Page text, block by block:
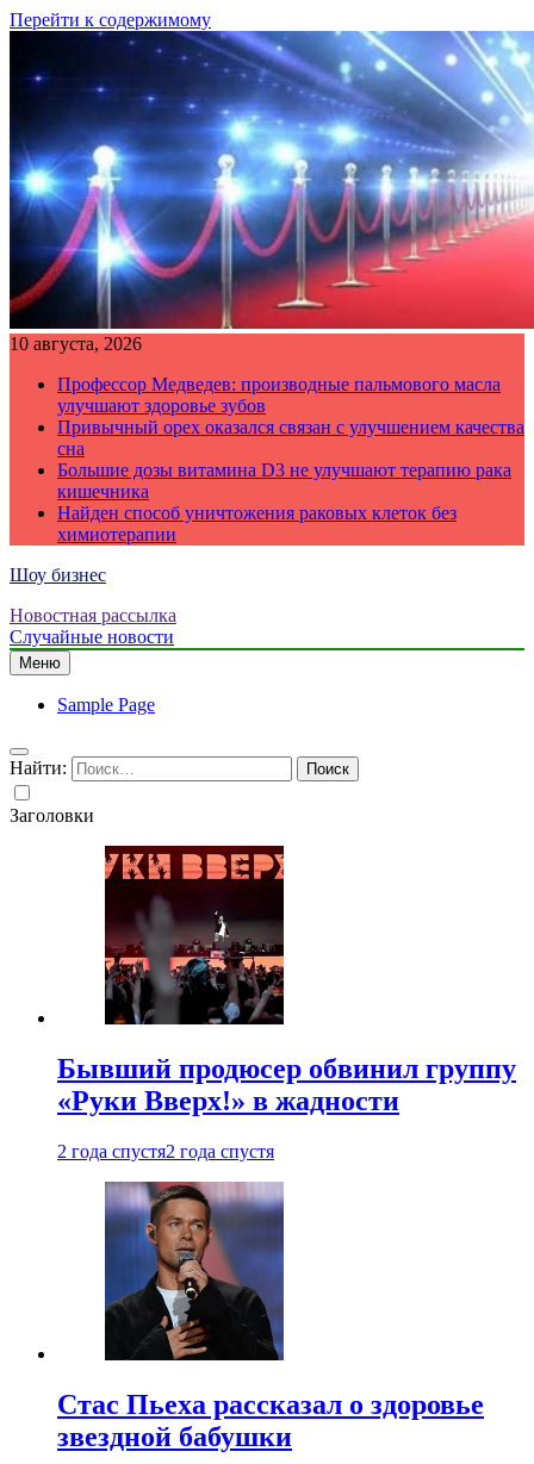
Перейти к содержимому
10 августа, 2026
Профессор Медведев: производные пальмового масла
улучшают здоровье зубов
Привычный орех оказался связан с улучшением качества
сна
Большие дозы витамина D3 не улучшают терапию рака
кишечника
Найден способ уничтожения раковых клеток без
химиотерапии
Шоу бизнес
Новостная рассылка
Случайные новости
Меню
Sample Page
Найти:
Заголовки
Бывший продюсер обвинил группу
«Руки Вверх!» в жадности
2 года спустя2 года спустя
Стас Пьеха рассказал о здоровье
звездной бабушки